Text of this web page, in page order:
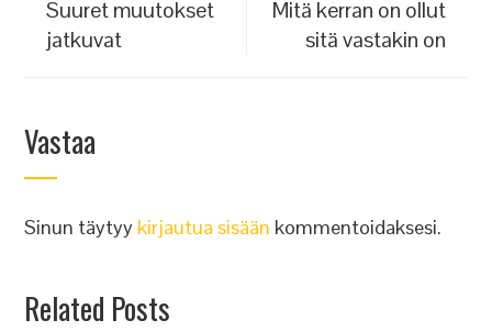
Suuret muutokset
jatkuvat
Mitä kerran on ollut
sitä vastakin on
Vastaa
Sinun täytyy kirjautua sisään kommentoidaksesi.
Related Posts